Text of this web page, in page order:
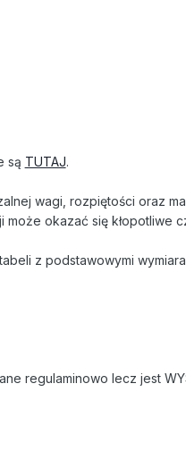
są TUTAJ.
wagi, rozpiętości oraz
okazać się kłopotliwe
z podstawowymi
regulaminowo lecz jest